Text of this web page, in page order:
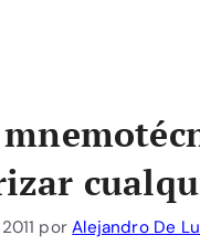
porAlejandro De